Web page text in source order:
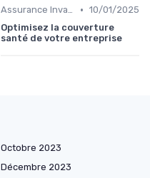
Assurance Invalidité • 10/01/2025
Optimisez la couverture
santé de votre entreprise
Octobre 2023
Décembre 2023